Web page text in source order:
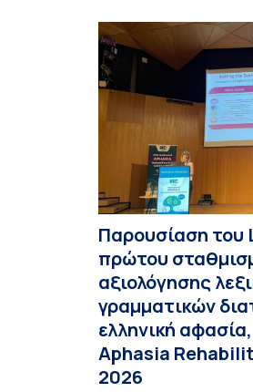
Παρουσίαση του
πρώτου
αξιολόγησης
γραμματικών
ελληνική
Aphasia
2026